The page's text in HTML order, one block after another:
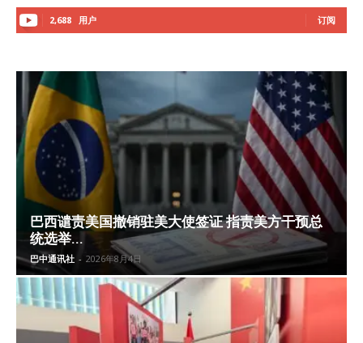
2,688 用户 订阅
巴西谴责美国撤销驻美大使签证 指责美方干预总
统选举...
巴中通讯社 - 2026年8月4日